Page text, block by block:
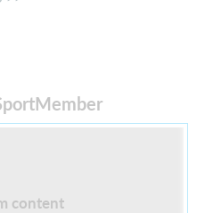
content